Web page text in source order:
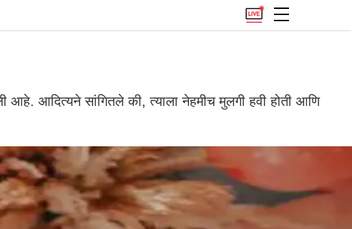
आदित्यने सांगितले की, त्याला नेहमीच मुलगी हवी होती आणि